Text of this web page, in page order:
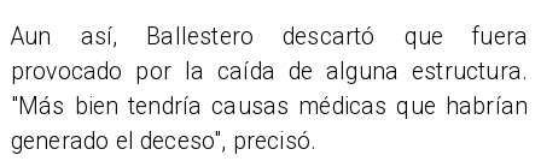
Aun así, Ballestero descartó que fuera
provocado por la caída de alguna estructura.
"Más bien tendría causas médicas que habrían
generado el deceso", precisó.